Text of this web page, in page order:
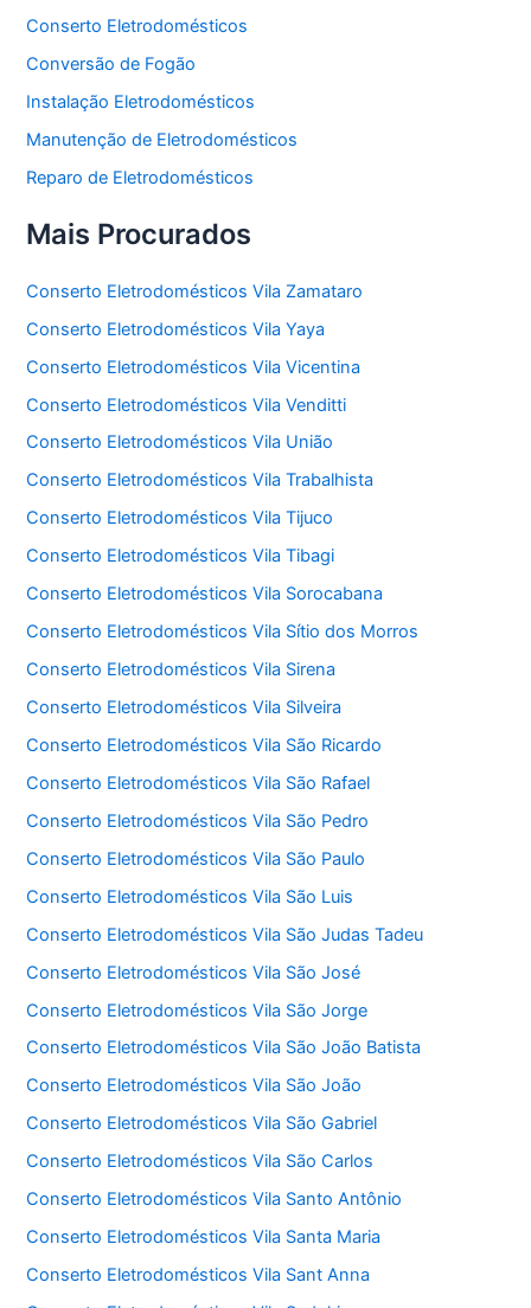
Conserto Eletrodomésticos
Conversão de Fogão
Instalação Eletrodomésticos
Manutenção de Eletrodomésticos
Reparo de Eletrodomésticos
Mais Procurados
Conserto Eletrodomésticos Vila Zamataro
Conserto Eletrodomésticos Vila Yaya
Conserto Eletrodomésticos Vila Vicentina
Conserto Eletrodomésticos Vila Venditti
Conserto Eletrodomésticos Vila União
Conserto Eletrodomésticos Vila Trabalhista
Conserto Eletrodomésticos Vila Tijuco
Conserto Eletrodomésticos Vila Tibagi
Conserto Eletrodomésticos Vila Sorocabana
Conserto Eletrodomésticos Vila Sítio dos Morros
Conserto Eletrodomésticos Vila Sirena
Conserto Eletrodomésticos Vila Silveira
Conserto Eletrodomésticos Vila São Ricardo
Conserto Eletrodomésticos Vila São Rafael
Conserto Eletrodomésticos Vila São Pedro
Conserto Eletrodomésticos Vila São Paulo
Conserto Eletrodomésticos Vila São Luis
Conserto Eletrodomésticos Vila São Judas Tadeu
Conserto Eletrodomésticos Vila São José
Conserto Eletrodomésticos Vila São Jorge
Conserto Eletrodomésticos Vila São João Batista
Conserto Eletrodomésticos Vila São João
Conserto Eletrodomésticos Vila São Gabriel
Conserto Eletrodomésticos Vila São Carlos
Conserto Eletrodomésticos Vila Santo Antônio
Conserto Eletrodomésticos Vila Santa Maria
Conserto Eletrodomésticos Vila Sant Anna